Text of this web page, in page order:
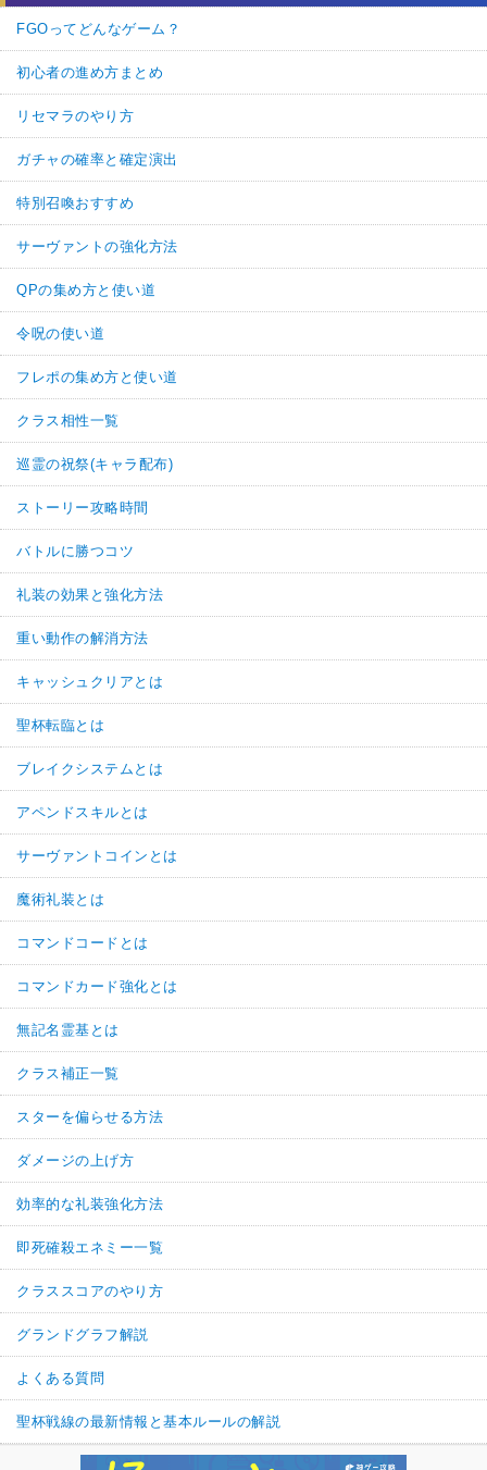
FGOってどんなゲーム？
初心者の進め方まとめ
リセマラのやり方
ガチャの確率と確定演出
特別召喚おすすめ
サーヴァントの強化方法
QPの集め方と使い道
令呪の使い道
フレポの集め方と使い道
クラス相性一覧
巡霊の祝祭(キャラ配布)
ストーリー攻略時間
バトルに勝つコツ
礼装の効果と強化方法
重い動作の解消方法
キャッシュクリアとは
聖杯転臨とは
ブレイクシステムとは
アペンドスキルとは
サーヴァントコインとは
魔術礼装とは
コマンドコードとは
コマンドカード強化とは
無記名霊基とは
クラス補正一覧
スターを偏らせる方法
ダメージの上げ方
効率的な礼装強化方法
即死確殺エネミー一覧
クラススコアのやり方
グランドグラフ解説
よくある質問
聖杯戦線の最新情報と基本ルールの解説